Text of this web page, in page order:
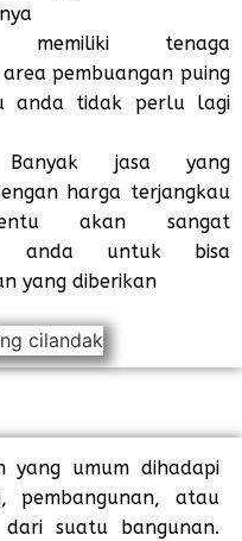
memiliki tenaga
pembuangan puing
anda tidak perlu lagi
jasa yang
harga terjangkau
akan sangat
anda untuk bisa
yang diberikan
yang umum dihadapi
pembangunan, atau
suatu bangunan.